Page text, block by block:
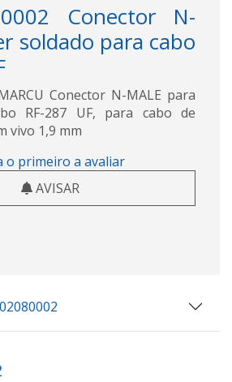
Conector N-
soldado para cabo
Conector N-MALE para
RF-287 UF, para cabo de
vivo 1,9 mm
o primeiro a avaliar
AVISAR